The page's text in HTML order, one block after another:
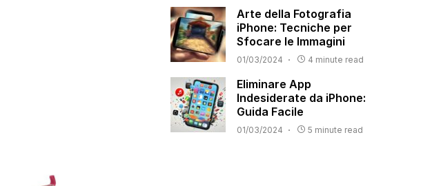
Arte della Fotografia
iPhone: Tecniche per
Sfocare le Immagini
01/03/2024 4 minute read
Eliminare App
Indesiderate da iPhone:
Guida Facile
01/03/2024 5 minute read